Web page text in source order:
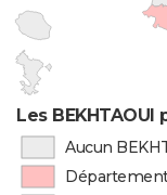
Les
Aucun